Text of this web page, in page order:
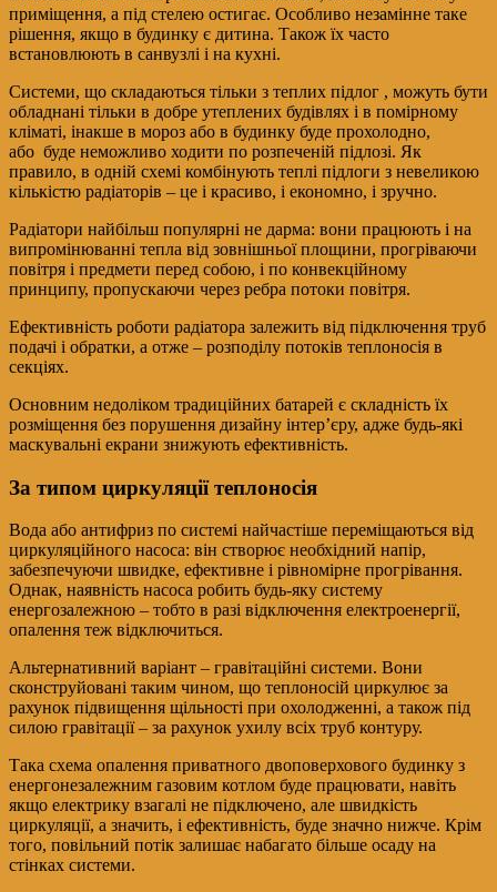
приміщення, а під стелею остигає. Особливо незамінне таке
рішення, якщо в будинку є дитина. Також їх часто
встановлюють в санвузлі і на кухні.
Системи, що складаються тільки з теплих підлог , можуть бути
обладнані тільки в добре утеплених будівлях і в помірному
кліматі, інакше в мороз або в будинку буде прохолодно,
або буде неможливо ходити по розпеченій підлозі. Як
правило, в одній схемі комбінують теплі підлоги з невеликою
кількістю радіаторів – це і красиво, і економно, і зручно.
Радіатори найбільш популярні не дарма: вони працюють і на
випромінюванні тепла від зовнішньої площини, прогріваючи
повітря і предмети перед собою, і по конвекційному
принципу, пропускаючи через ребра потоки повітря.
Ефективність роботи радіатора залежить від підключення труб
подачі і обратки, а отже – розподілу потоків теплоносія в
секціях.
Основним недоліком традиційних батарей є складність їх
розміщення без порушення дизайну інтер’єру, адже будь-які
маскувальні екрани знижують ефективність.
За типом циркуляції теплоносія
Вода або антифриз по системі найчастіше переміщаються від
циркуляційного насоса: він створює необхідний напір,
забезпечуючи швидке, ефективне і рівномірне прогрівання.
Однак, наявність насоса робить будь-яку систему
енергозалежною – тобто в разі відключення електроенергії,
опалення теж відключиться.
Альтернативний варіант – гравітаційні системи. Вони
сконструйовані таким чином, що теплоносій циркулює за
рахунок підвищення щільності при охолодженні, а також під
силою гравітації – за рахунок ухилу всіх труб контуру.
Така схема опалення приватного двоповерхового будинку з
енергонезалежним газовим котлом буде працювати, навіть
якщо електрику взагалі не підключено, але швидкість
циркуляції, а значить, і ефективність, буде значно нижче. Крім
того, повільний потік залишає набагато більше осаду на
стінках системи.